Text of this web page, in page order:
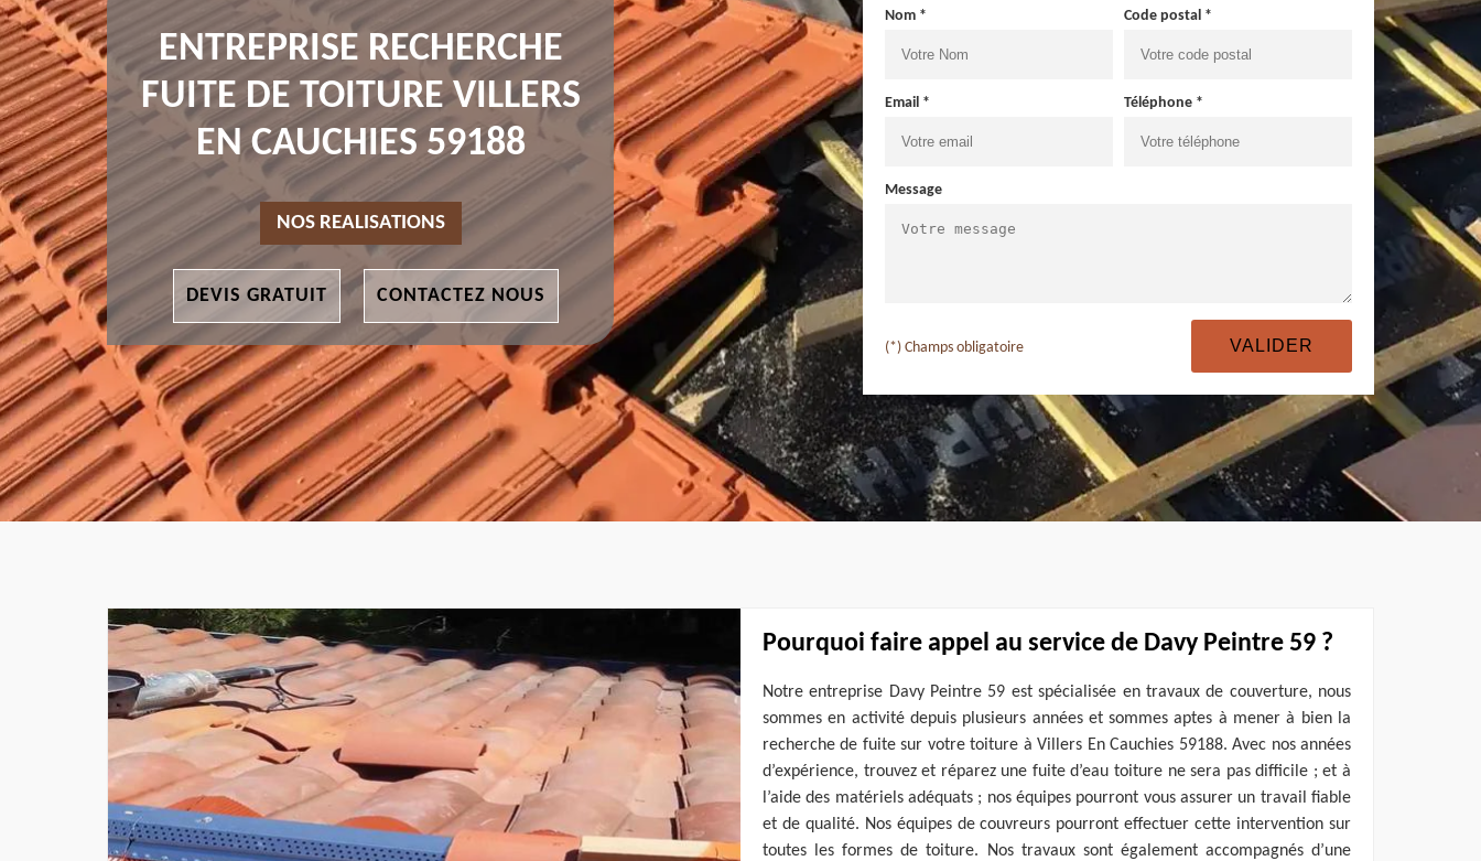
ENTREPRISE RECHERCHE
FUITE DE TOITURE VILLERS
EN CAUCHIES 59188
NOS REALISATIONS
DEVIS GRATUIT CONTACTEZ NOUS
Nom * Code postal *
Email * Téléphone *
Message
(*) Champs obligatoire
Pourquoi faire appel au service de Davy Peintre 59 ?
Notre entreprise Davy Peintre 59 est spécialisée en travaux de couverture, nous
sommes en activité depuis plusieurs années et sommes aptes à mener à bien la
recherche de fuite sur votre toiture à Villers En Cauchies 59188. Avec nos années
d’expérience, trouvez et réparez une fuite d’eau toiture ne sera pas difficile ; et à
l’aide des matériels adéquats ; nos équipes pourront vous assurer un travail fiable
et de qualité. Nos équipes de couvreurs pourront effectuer cette intervention sur
toutes les formes de toiture. Nos travaux sont également accompagnés d’une